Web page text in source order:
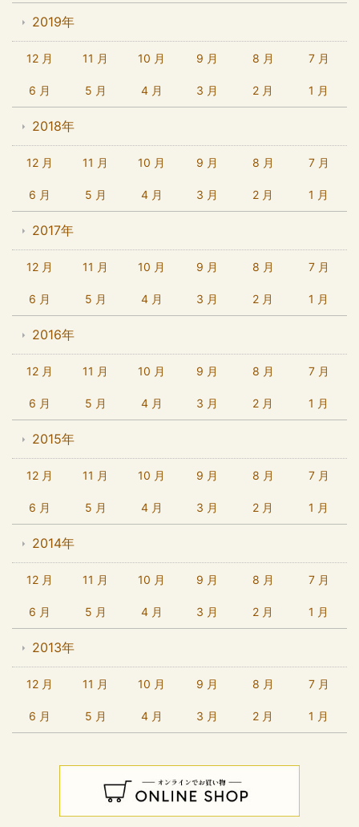
2019年
12 月 11 月 10 月 9 月 8 月 7 月
6 月 5 月 4 月 3 月 2 月 1 月
2018年
12 月 11 月 10 月 9 月 8 月 7 月
6 月 5 月 4 月 3 月 2 月 1 月
2017年
12 月 11 月 10 月 9 月 8 月 7 月
6 月 5 月 4 月 3 月 2 月 1 月
2016年
12 月 11 月 10 月 9 月 8 月 7 月
6 月 5 月 4 月 3 月 2 月 1 月
2015年
12 月 11 月 10 月 9 月 8 月 7 月
6 月 5 月 4 月 3 月 2 月 1 月
2014年
12 月 11 月 10 月 9 月 8 月 7 月
6 月 5 月 4 月 3 月 2 月 1 月
2013年
12 月 11 月 10 月 9 月 8 月 7 月
6 月 5 月 4 月 3 月 2 月 1 月